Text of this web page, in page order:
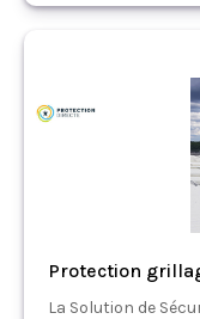
Protection
La Solution de